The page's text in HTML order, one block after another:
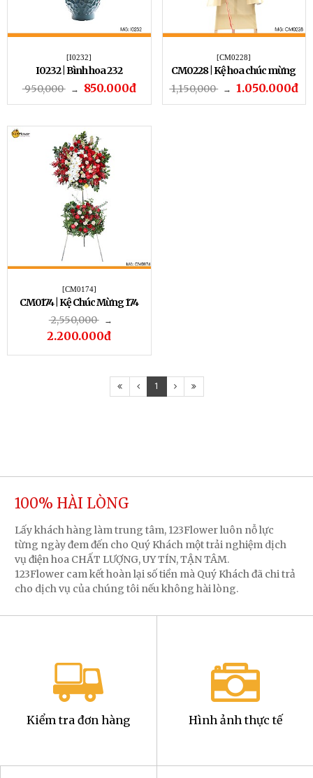
[I0232]
I0232 | Bình hoa 232
950,000
→ 850.000đ
[CM0228]
CM0228 | Kệ hoa chúc mừng
228
1,150,000 → 1.050.000đ
[CM0174]
CM0174 | Kệ Chúc Mừng 174
2,550,000
→
2.200.000đ
1
100% HÀI LÒNG
Lấy khách hàng làm trung tâm, 123Flower luôn nỗ lực
từng ngày đem đến cho Quý Khách một trải nghiệm dịch
vụ điện hoa CHẤT LƯỢNG, UY TÍN, TẬN TÂM.
123Flower cam kết hoàn lại số tiền mà Quý Khách đã chi trả
cho dịch vụ của chúng tôi nếu không hài lòng.
Kiểm tra đơn hàng Hình ảnh thực tế